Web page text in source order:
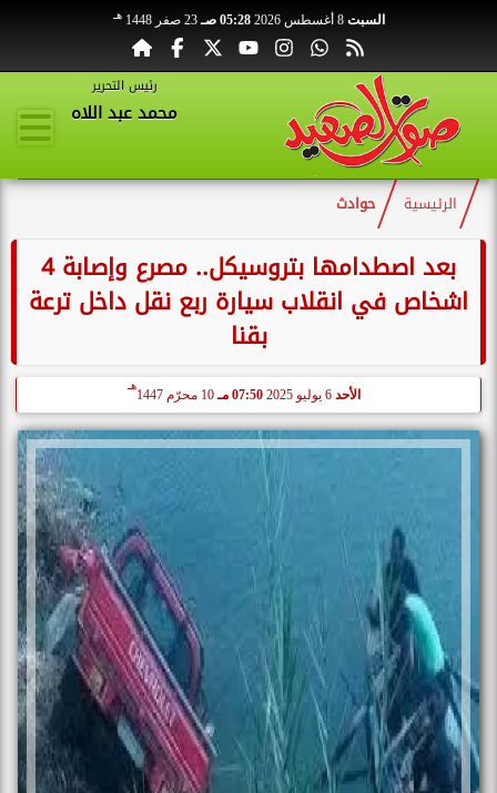
السبت 8 أغسطس 2026 05:28 صـ 23 صفر 1448 هـ
رئيس التحرير
محمد عبد اللاه
الرئيسية حوادث
بعد اصطدامها بتروسيكل.. مصرع وإصابة 4
اشخاص في انقلاب سيارة ربع نقل داخل ترعة
بقنا
الأحد 07:50 مـ 10 محرّم 1447
هـ